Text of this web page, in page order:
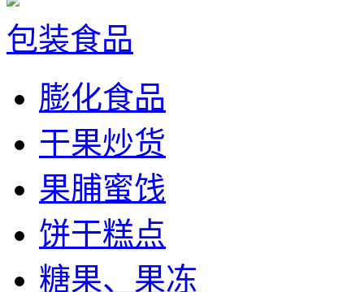
包装食品
膨化食品
干果炒货
果脯蜜饯
饼干糕点
糖果、果冻